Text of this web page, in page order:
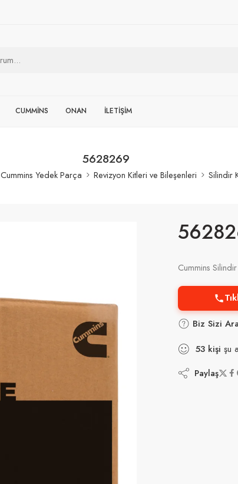
CUMMİNS ONAN İLETİŞİM
5628269
Cummins Yedek Parça Revizyon Kitleri ve Bileşenleri Silindir
Cummins
Biz Sizi
53 kişi şu
Paylaş